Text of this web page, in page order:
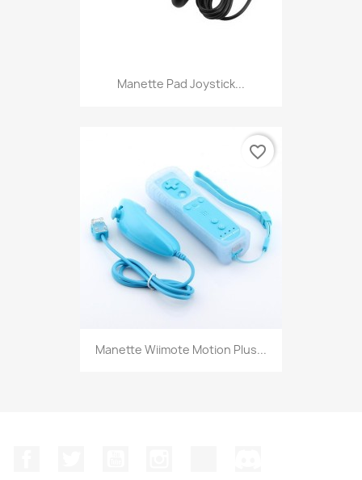
Manette Pad Joystick...
Manette Wiimote Motion Plus...
favorite_border